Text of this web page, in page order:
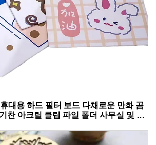
대용 하드 필터 보드 다채로운 만화 곰
찬 아크릴 클립 파일 폴더 사무실 및 학